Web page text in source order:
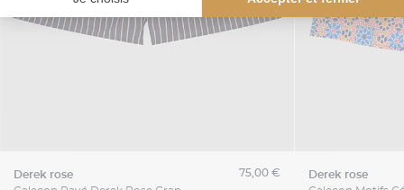
derek rose
75,00 € derek rose